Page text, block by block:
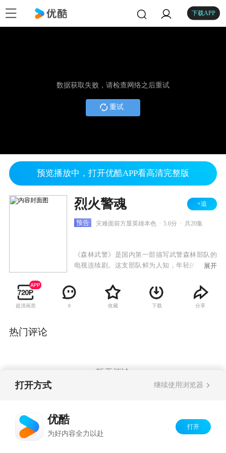
下载APP
数据获取失败，请检查网络之后重试
重试
预览播放中，打开优酷APP看高清完整版
烈火警魂 +追
预告 灾难面前方显英雄本色 5.6分 共20集
《森林武警》是国内第一部描写武警森林部队的
电视连续剧。这支部队鲜为人知，年轻的武警官
的故事。
展开
超清画质 8 收藏 下载 分享
热门评论
暂无评论
打开方式 继续使用浏览器
优酷
为好内容全力以赴
打开